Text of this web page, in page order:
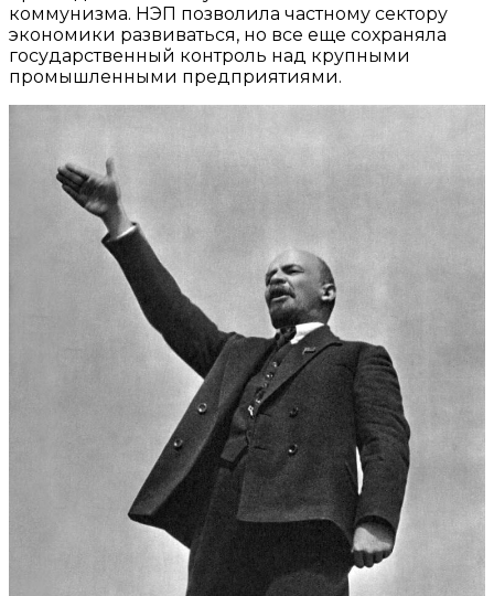
коммунизма. НЭП позволила частному сектору
экономики развиваться, но все еще сохраняла
государственный контроль над крупными
промышленными предприятиями.